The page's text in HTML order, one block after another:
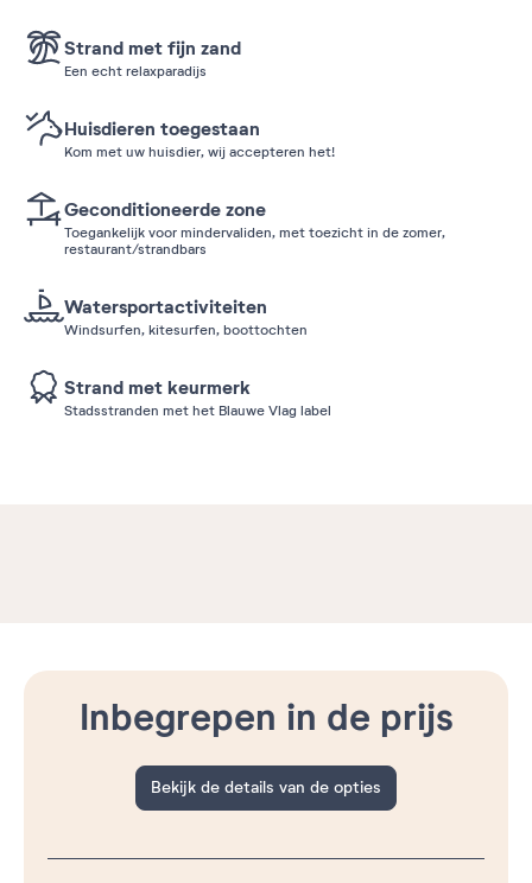
Strand met fijn zand
Een echt relaxparadijs
Huisdieren toegestaan
Kom met uw huisdier, wij accepteren het!
Geconditioneerde zone
Toegankelijk voor mindervaliden, met toezicht in de zomer,
restaurant/strandbars
Watersportactiviteiten
Windsurfen, kitesurfen, boottochten
Strand met keurmerk
Stadsstranden met het Blauwe Vlag label
Inbegrepen in de prijs
Bekijk de details van de opties